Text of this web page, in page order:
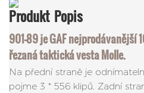
Produkt Popis
901-89 je GAF nejprodávanější
řezaná taktická vesta Molle.
Na přední straně je
pojme 3 * 556 klipů. Zadní